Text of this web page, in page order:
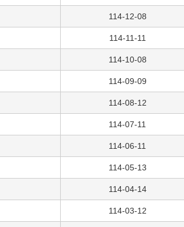
114-12-08
114-11-11
114-10-08
114-09-09
114-08-12
114-07-11
114-06-11
114-05-13
114-04-14
114-03-12